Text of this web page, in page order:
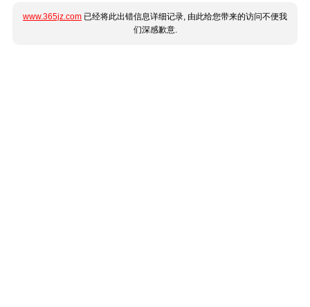
www.365jz.com 已经将此出错信息详细记录, 由此给您带来的访问不便我
们深感歉意.